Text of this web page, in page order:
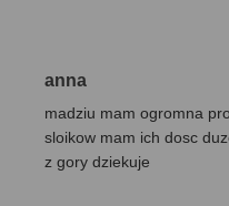
anna
madziu mam ogromna
sloikow mam ich dosc
z gory dziekuje